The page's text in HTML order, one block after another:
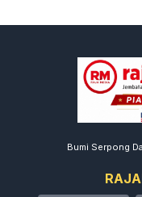
Bumi Serpong